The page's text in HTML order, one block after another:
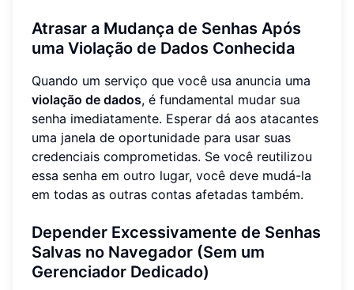
Atrasar a Mudança de Senhas Após
uma Violação de Dados Conhecida
Quando um serviço que você usa anuncia uma
violação de dados, é fundamental mudar sua
senha imediatamente. Esperar dá aos atacantes
uma janela de oportunidade para usar suas
credenciais comprometidas. Se você reutilizou
essa senha em outro lugar, você deve mudá-la
em todas as outras contas afetadas também.
Depender Excessivamente de Senhas
Salvas no Navegador (Sem um
Gerenciador Dedicado)